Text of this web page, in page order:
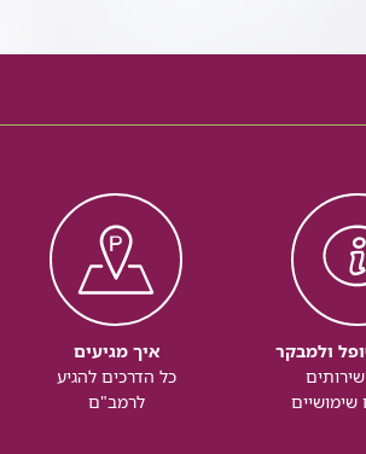
ולמבקר
שימושיים
איך מגיעים
כל הדרכים להגיע
לרמב"ם